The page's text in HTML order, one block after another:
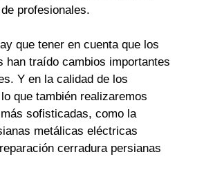
profesionales.
que tener en cuenta que los
han traído cambios importantes
Y en la calidad de los
que también realizaremos
sofisticadas, como la
metálicas eléctricas
cerradura persianas